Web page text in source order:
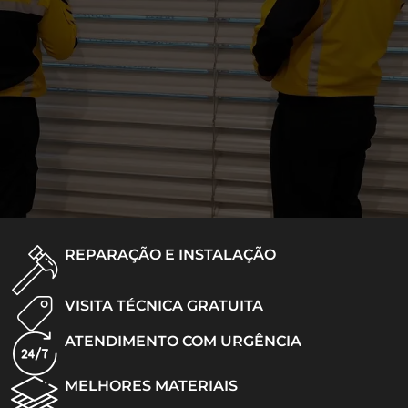
REPARAÇÃO E INSTALAÇÃO
VISITA TÉCNICA GRATUITA
ATENDIMENTO COM URGÊNCIA
MELHORES MATERIAIS